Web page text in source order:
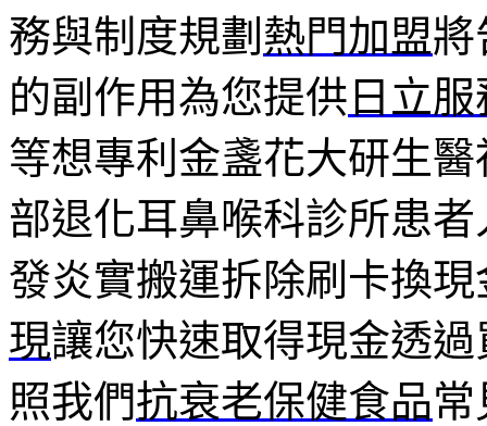
務與制度規劃 熱門加盟將
的副作用為您提供 日立
等想專利金盞花大研生醫
部退化耳鼻喉科診所患
發炎實搬運拆除刷卡換
現讓您快速取得現金透
照我們抗衰老保健食品